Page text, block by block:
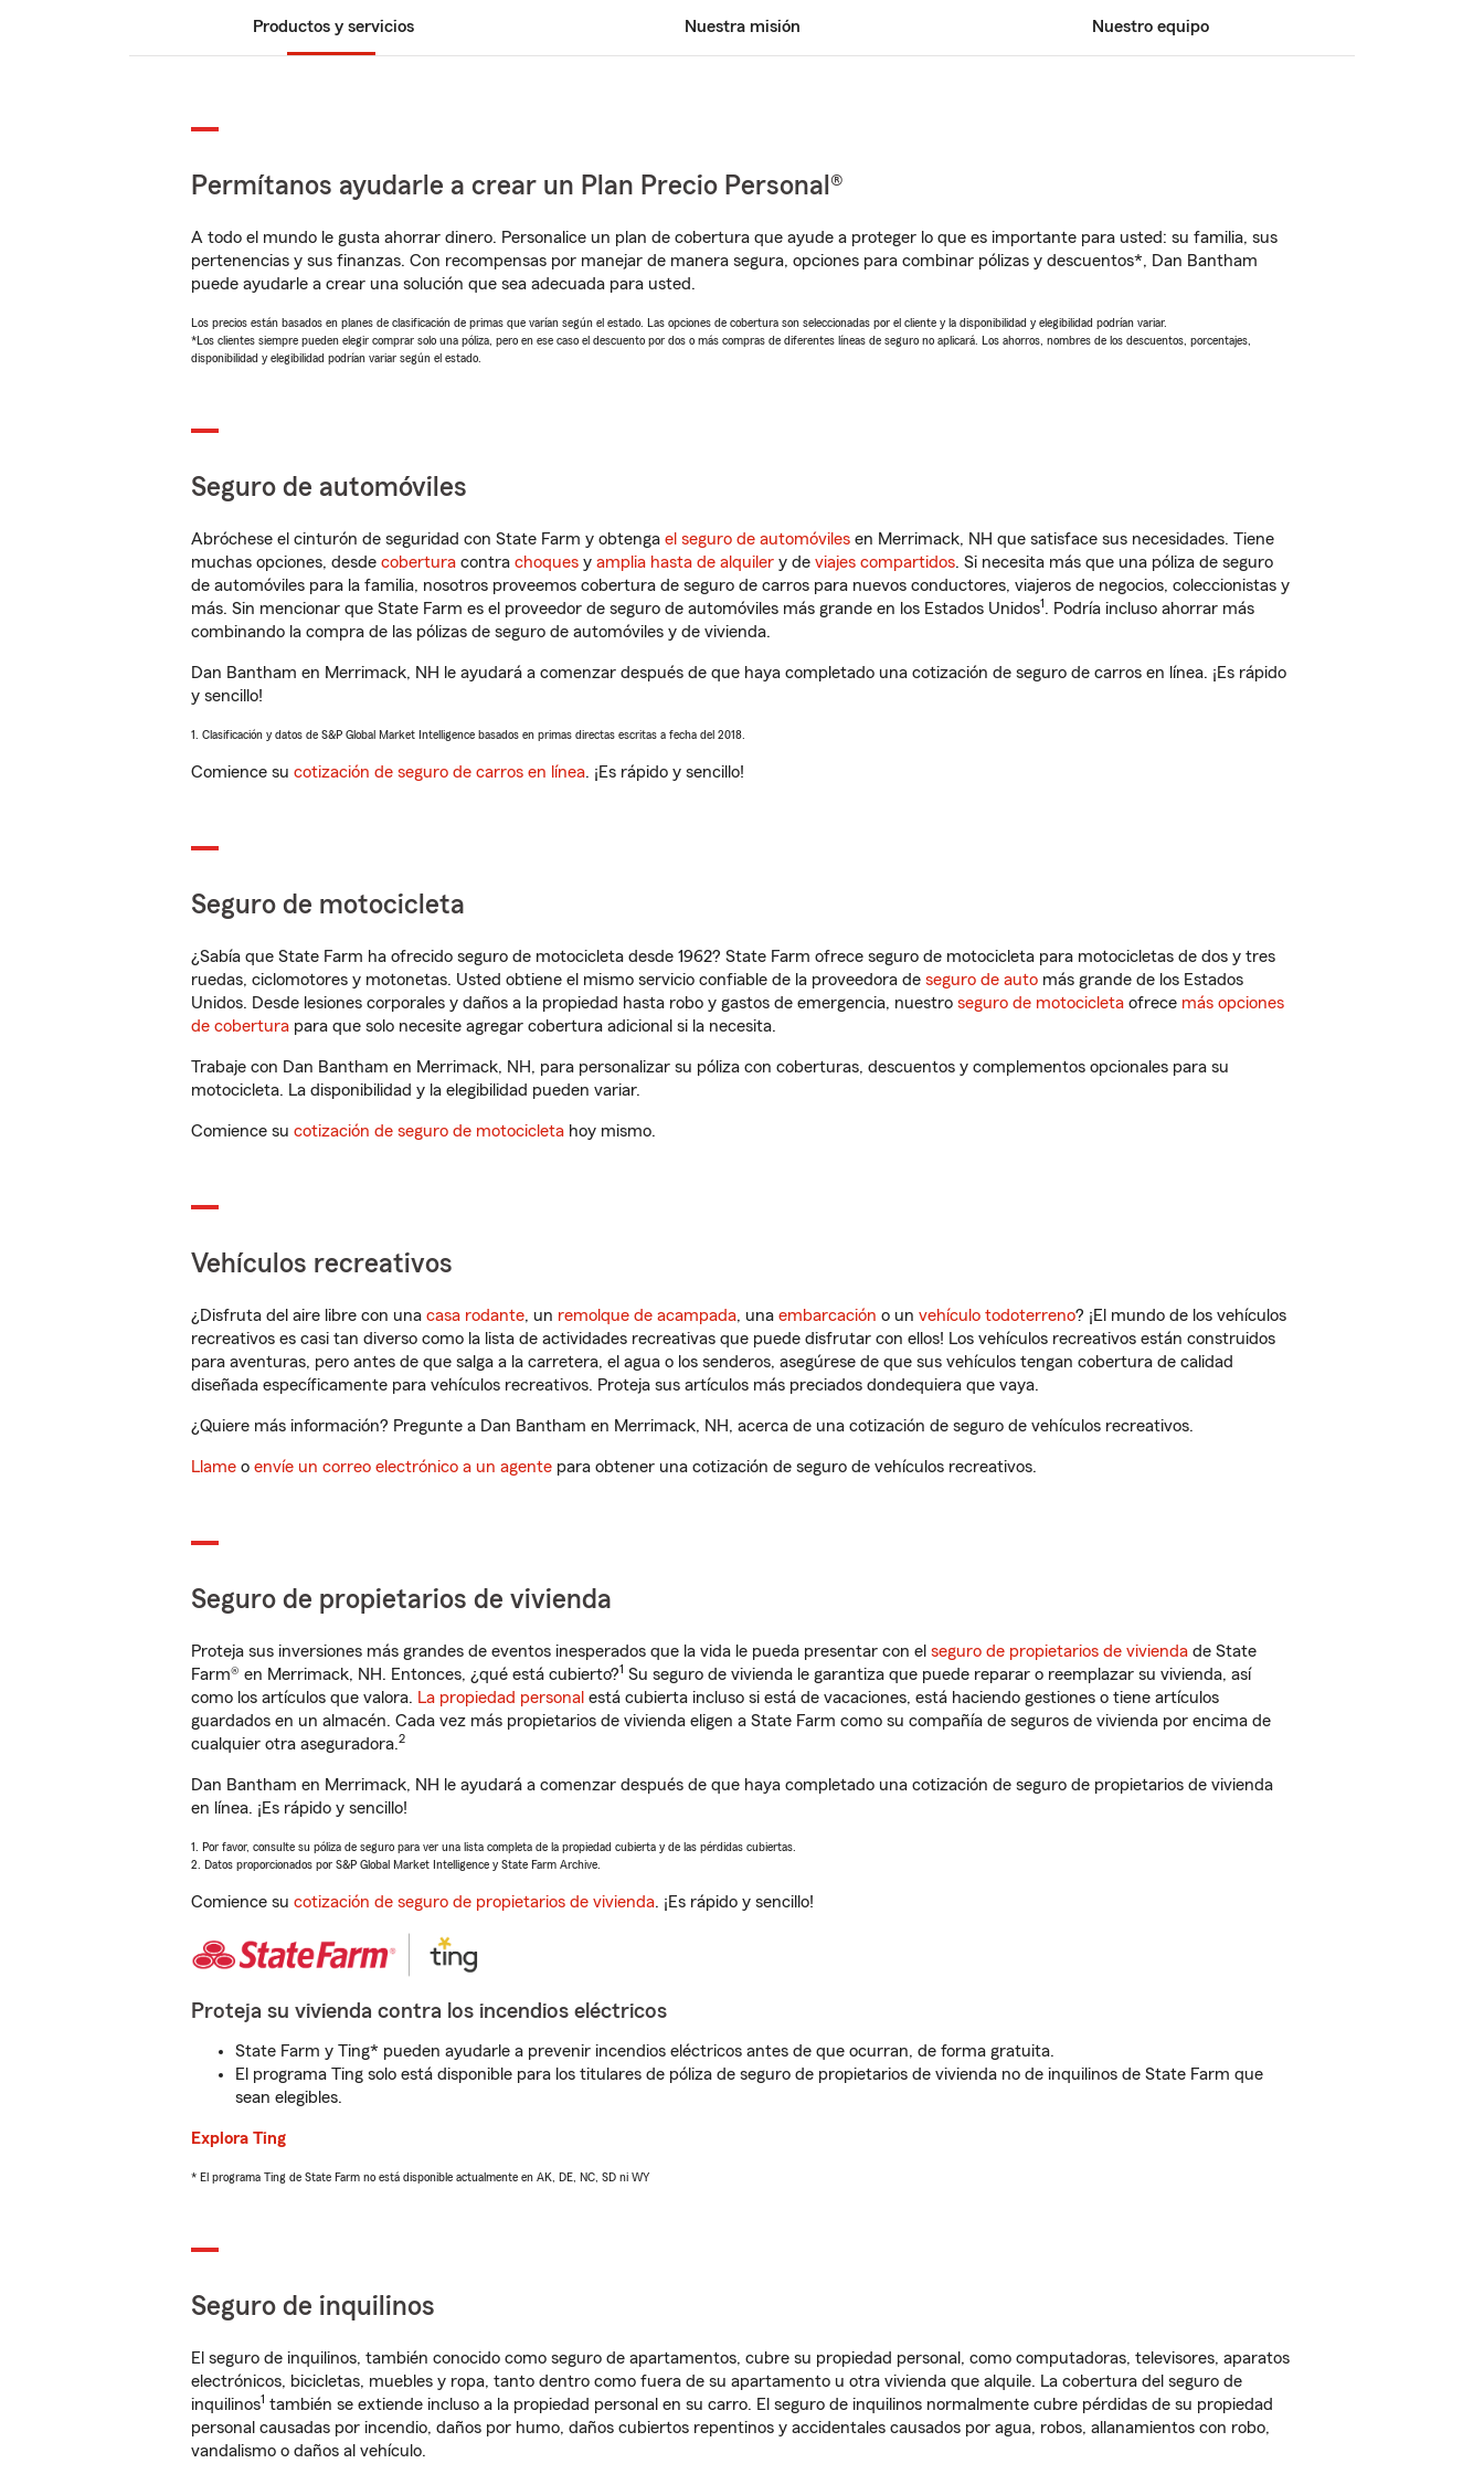
Productos y servicios Nuestra misión Nuestro equipo
Permítanos ayudarle a crear un Plan Precio Personal®
A todo el mundo le gusta ahorrar dinero. Personalice un plan de cobertura que ayude a proteger lo que es importante para usted: su familia, sus
pertenencias y sus finanzas. Con recompensas por manejar de manera segura, opciones para combinar pólizas y descuentos*, Dan Bantham
puede ayudarle a crear una solución que sea adecuada para usted.
Los precios están basados en planes de clasificación de primas que varían según el estado. Las opciones de cobertura son seleccionadas por el cliente y la disponibilidad y elegibilidad podrían variar.
*Los clientes siempre pueden elegir comprar solo una póliza, pero en ese caso el descuento por dos o más compras de diferentes líneas de seguro no aplicará. Los ahorros, nombres de los descuentos, porcentajes,
disponibilidad y elegibilidad podrían variar según el estado.
Seguro de automóviles
Abróchese el cinturón de seguridad con State Farm y obtenga el seguro de automóviles en Merrimack, NH que satisface sus necesidades. Tiene
muchas opciones, desde cobertura contra choques y amplia hasta de alquiler y de viajes compartidos. Si necesita más que una póliza de seguro
de automóviles para la familia, nosotros proveemos cobertura de seguro de carros para nuevos conductores, viajeros de negocios, coleccionistas y
más. Sin mencionar que State Farm es el proveedor de seguro de automóviles más grande en los Estados Unidos1. Podría incluso ahorrar más
combinando la compra de las pólizas de seguro de automóviles y de vivienda.
Dan Bantham en Merrimack, NH le ayudará a comenzar después de que haya completado una cotización de seguro de carros en línea. ¡Es rápido
y sencillo!
1. Clasificación y datos de S&P Global Market Intelligence basados en primas directas escritas a fecha del 2018.
Comience su cotización de seguro de carros en línea. ¡Es rápido y sencillo!
Seguro de motocicleta
¿Sabía que State Farm ha ofrecido seguro de motocicleta desde 1962? State Farm ofrece seguro de motocicleta para motocicletas de dos y tres
ruedas, ciclomotores y motonetas. Usted obtiene el mismo servicio confiable de la proveedora de seguro de auto más grande de los Estados
Unidos. Desde lesiones corporales y daños a la propiedad hasta robo y gastos de emergencia, nuestro seguro de motocicleta ofrece más opciones
de cobertura para que solo necesite agregar cobertura adicional si la necesita.
Trabaje con Dan Bantham en Merrimack, NH, para personalizar su póliza con coberturas, descuentos y complementos opcionales para su
motocicleta. La disponibilidad y la elegibilidad pueden variar.
Comience su cotización de seguro de motocicleta hoy mismo.
Vehículos recreativos
¿Disfruta del aire libre con una casa rodante, un remolque de acampada, una embarcación o un vehículo todoterreno? ¡El mundo de los vehículos
recreativos es casi tan diverso como la lista de actividades recreativas que puede disfrutar con ellos! Los vehículos recreativos están construidos
para aventuras, pero antes de que salga a la carretera, el agua o los senderos, asegúrese de que sus vehículos tengan cobertura de calidad
diseñada específicamente para vehículos recreativos. Proteja sus artículos más preciados dondequiera que vaya.
¿Quiere más información? Pregunte a Dan Bantham en Merrimack, NH, acerca de una cotización de seguro de vehículos recreativos.
Llame o envíe un correo electrónico a un agente para obtener una cotización de seguro de vehículos recreativos.
Seguro de propietarios de vivienda
Proteja sus inversiones más grandes de eventos inesperados que la vida le pueda presentar con el seguro de propietarios de vivienda de State
Farm® en Merrimack, NH. Entonces, ¿qué está cubierto?1 Su seguro de vivienda le garantiza que puede reparar o reemplazar su vivienda, así
como los artículos que valora. La propiedad personal está cubierta incluso si está de vacaciones, está haciendo gestiones o tiene artículos
guardados en un almacén. Cada vez más propietarios de vivienda eligen a State Farm como su compañía de seguros de vivienda por encima de
cualquier otra aseguradora.2
Dan Bantham en Merrimack, NH le ayudará a comenzar después de que haya completado una cotización de seguro de propietarios de vivienda
en línea. ¡Es rápido y sencillo!
1. Por favor, consulte su póliza de seguro para ver una lista completa de la propiedad cubierta y de las pérdidas cubiertas.
2. Datos proporcionados por S&P Global Market Intelligence y State Farm Archive.
Comience su cotización de seguro de propietarios de vivienda. ¡Es rápido y sencillo!
Proteja su vivienda contra los incendios eléctricos
State Farm y Ting* pueden ayudarle a prevenir incendios eléctricos antes de que ocurran, de forma gratuita.
El programa Ting solo está disponible para los titulares de póliza de seguro de propietarios de vivienda no de inquilinos de State Farm que
sean elegibles.
Explora Ting
* El programa Ting de State Farm no está disponible actualmente en AK, DE, NC, SD ni WY
Seguro de inquilinos
El seguro de inquilinos, también conocido como seguro de apartamentos, cubre su propiedad personal, como computadoras, televisores, aparatos
electrónicos, bicicletas, muebles y ropa, tanto dentro como fuera de su apartamento u otra vivienda que alquile. La cobertura del seguro de
inquilinos1 también se extiende incluso a la propiedad personal en su carro. El seguro de inquilinos normalmente cubre pérdidas de su propiedad
personal causadas por incendio, daños por humo, daños cubiertos repentinos y accidentales causados por agua, robos, allanamientos con robo,
vandalismo o daños al vehículo.